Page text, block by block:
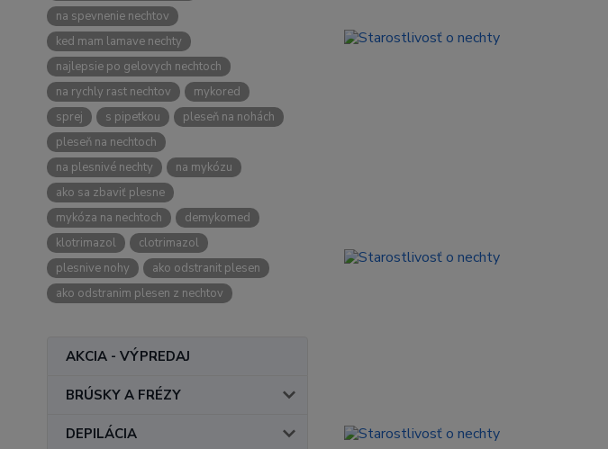
na spevnenie nechtov
ked mam lamave nechty
najlepsie po gelovych nechtoch
na rychly rast nechtov
mykored
sprej
s pipetkou
pleseň na nohách
pleseň na nechtoch
na plesnivé nechty
na mykózu
ako sa zbaviť plesne
mykóza na nechtoch
demykomed
klotrimazol
clotrimazol
plesnive nohy
ako odstranit plesen
ako odstranim plesen z nechtov
AKCIA - VÝPREDAJ
BRÚSKY A FRÉZY
DEPILÁCIA